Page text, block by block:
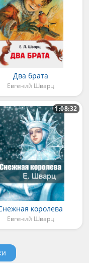
Два брата
Евгений Шварц
королева
Евгений Шварц
1:08:32